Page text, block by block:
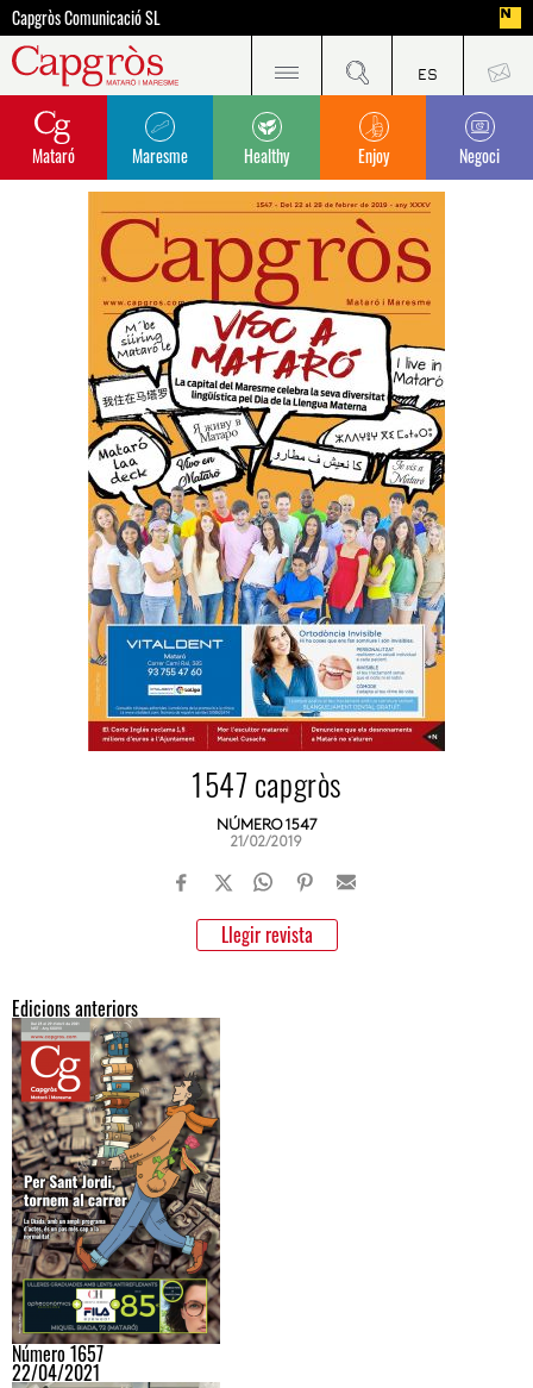
Capgròs Comunicació SL
Mataró Maresme Healthy Enjoy Negoci
1547 capgròs
NÚMERO 1547
21/02/2019
Llegir revista
Edicions anteriors
Número 1657
22/04/2021